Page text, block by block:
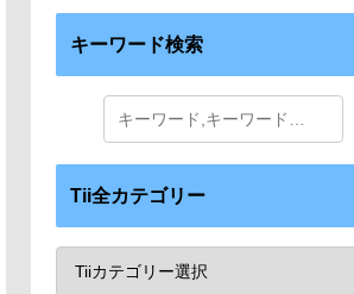
キーワード検索
Tii全カテゴリー